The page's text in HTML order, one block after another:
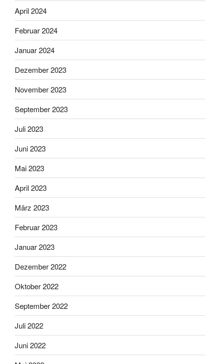
April 2024
Februar 2024
Januar 2024
Dezember 2023
November 2023
September 2023
Juli 2023
Juni 2023
Mai 2023
April 2023
März 2023
Februar 2023
Januar 2023
Dezember 2022
Oktober 2022
September 2022
Juli 2022
Juni 2022